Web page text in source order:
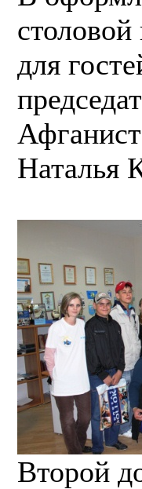
столовой
для
Наталья
Второй